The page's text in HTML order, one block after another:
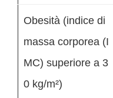
Obesità (indice di
massa corporea (I
MC) superiore a 3
0 kg/m²)